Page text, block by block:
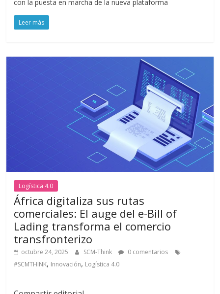
b
o
k p r
con la puesta en marcha de la nueva plataforma
Leer más
Logística 4.0
África digitaliza sus rutas
comerciales: El auge del e-Bill of
Lading transforma el comercio
transfronterizo
octubre 24, 2025 SCM-Think
0 comentarios
#SCMTHINK, Innovación, Logística 4.0